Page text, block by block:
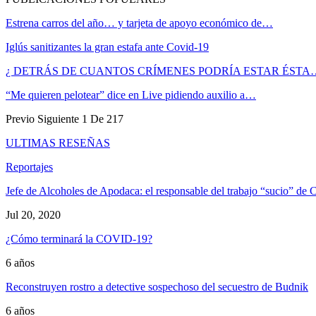
Estrena carros del año… y tarjeta de apoyo económico de…
Iglús sanitizantes la gran estafa ante Covid-19
¿ DETRÁS DE CUANTOS CRÍMENES PODRÍA ESTAR
“Me quieren pelotear” dice en Live pidiendo auxilio a…
Previo Siguiente 1 De 217
ULTIMAS RESEÑAS
Reportajes
Jefe de Alcoholes de Apodaca: el responsable del trabajo “sucio” de
Jul 20, 2020
¿Cómo terminará la COVID-19?
6 años
Reconstruyen rostro a detective sospechoso del secuestro de Budnik
6 años